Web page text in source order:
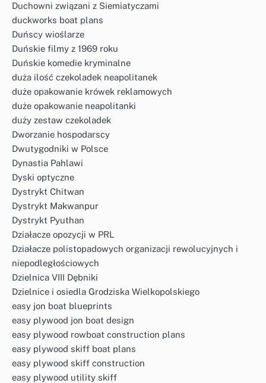
Duchowni związani z Siemiatyczami
duckworks boat plans
Duńscy wioślarze
Duńskie filmy z 1969 roku
Duńskie komedie kryminalne
duża ilość czekoladek neapolitanek
duże opakowanie krówek reklamowych
duże opakowanie neapolitanki
duży zestaw czekoladek
Dworzanie hospodarscy
Dwutygodniki w Polsce
Dynastia Pahlawi
Dyski optyczne
Dystrykt Chitwan
Dystrykt Makwanpur
Dystrykt Pyuthan
Działacze opozycji w PRL
Działacze polistopadowych organizacji rewolucyjnych i
niepodległościowych
Dzielnica VIII Dębniki
Dzielnice i osiedla Grodziska Wielkopolskiego
easy jon boat blueprints
easy plywood jon boat design
easy plywood rowboat construction plans
easy plywood skiff boat plans
easy plywood skiff construction
easy plywood utility skiff